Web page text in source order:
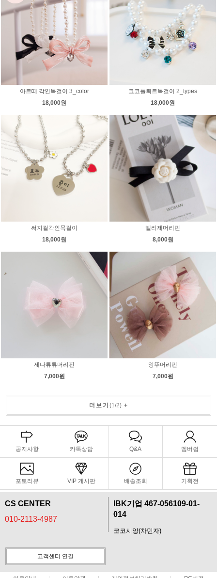
아르떼 각인목걸이 3_color
18,000원
코코플뢰르목걸이 2_types
18,000원
써지컬각인목걸이
18,000원
엘리제머리핀
8,000원
제나튜튜머리핀
7,000원
앙뚜머리핀
7,000원
더보기 (1/2)+
공지사항 카톡상담 Q&A 멤버쉽
포토리뷰 VIP 게시판 배송조회 기획전
CS CENTER
010-2113-4987
IBK기업 467-056109-01-
014
코코시앙(차민자)
고객센터 연결